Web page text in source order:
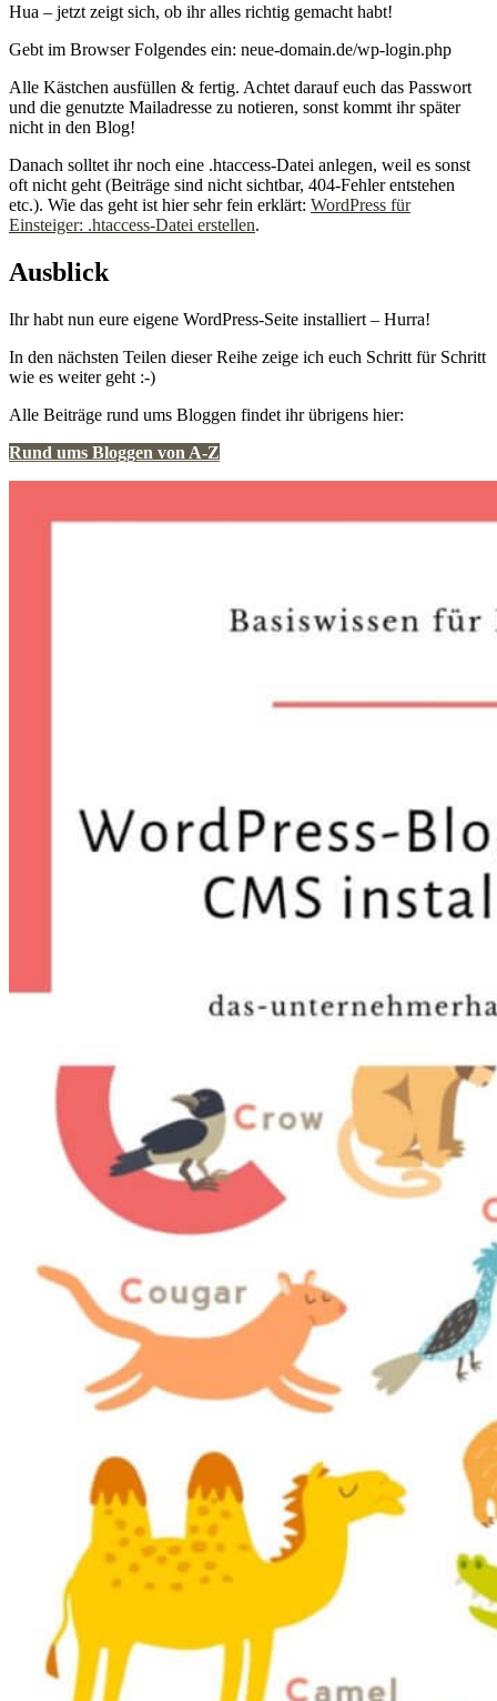
Hua – jetzt zeigt sich, ob ihr alles richtig gemacht habt!
Gebt im Browser Folgendes ein: neue-domain.de/wp-login.php
Alle Kästchen ausfüllen & fertig. Achtet darauf euch das Passwort
und die genutzte Mailadresse zu notieren, sonst kommt ihr später
nicht in den Blog!
Danach solltet ihr noch eine .htaccess-Datei anlegen, weil es sonst
oft nicht geht (Beiträge sind nicht sichtbar, 404-Fehler entstehen
etc.). Wie das geht ist hier sehr fein erklärt: WordPress für
Einsteiger: .htaccess-Datei erstellen.
Ausblick
Ihr habt nun eure eigene WordPress-Seite installiert – Hurra!
In den nächsten Teilen dieser Reihe zeige ich euch Schritt für Schritt
wie es weiter geht :-)
Alle Beiträge rund ums Bloggen findet ihr übrigens hier:
Rund ums Bloggen von A-Z